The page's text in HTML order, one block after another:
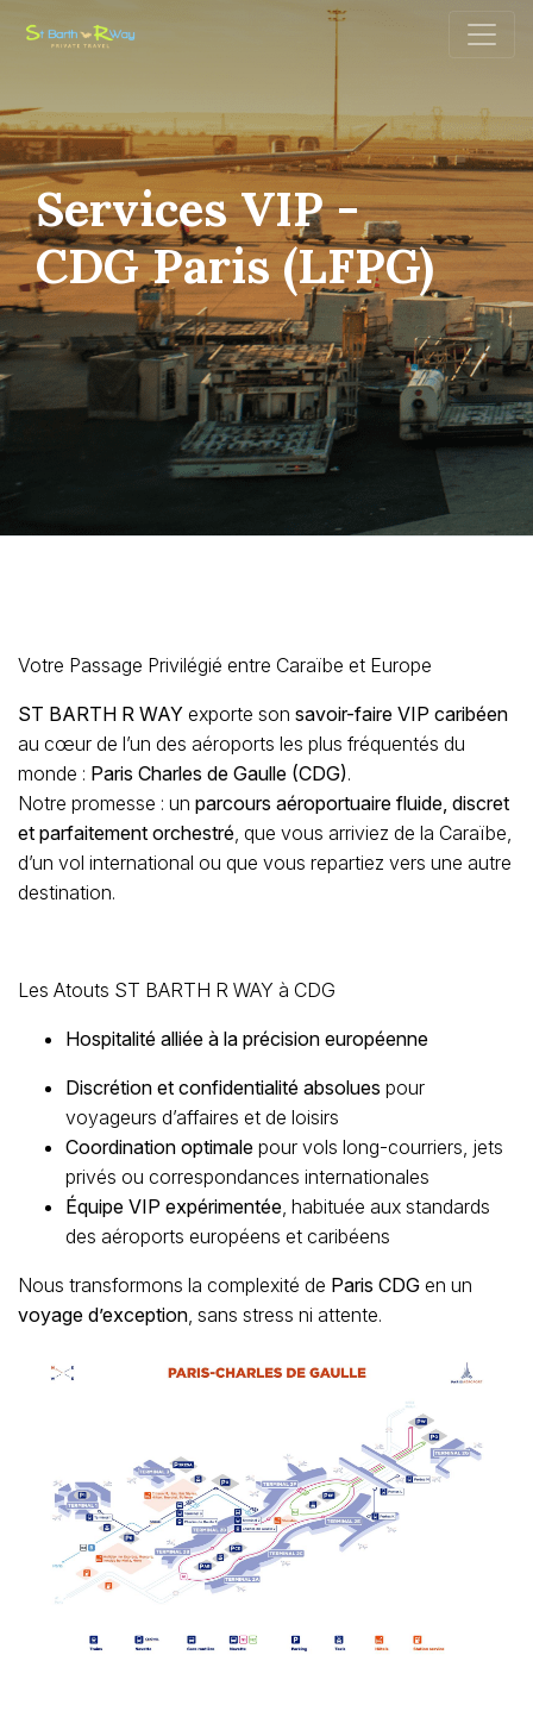
Services VIP -
CDG Paris (LFPG)
Votre Passage Privilégié entre Caraïbe et Europe
ST BARTH R WAY exporte son savoir-faire VIP caribéen
au cœur de l’un des aéroports les plus fréquentés du
monde : Paris Charles de Gaulle (CDG).
Notre promesse : un parcours aéroportuaire fluide, discret
et parfaitement orchestré, que vous arriviez de la Caraïbe,
d’un vol international ou que vous repartiez vers une autre
destination.
Les Atouts ST BARTH R WAY à CDG
Hospitalité alliée à la précision européenne
Discrétion et confidentialité absolues pour
voyageurs d’affaires et de loisirs
Coordination optimale pour vols long-courriers, jets
privés ou correspondances internationales
Équipe VIP expérimentée, habituée aux standards
des aéroports européens et caribéens
Nous transformons la complexité de Paris CDG en un
voyage d’exception, sans stress ni attente.